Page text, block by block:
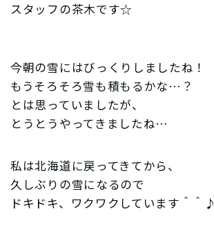
スタッフの茶木です☆
今朝の雪にはびっくりしましたね！
もうそろそろ雪も積もるかな…？
とは思っていましたが、
とうとうやってきましたね…
私は北海道に戻ってきてから、
久しぶりの雪になるので
ドキドキ、ワクワクしています＾＾♪